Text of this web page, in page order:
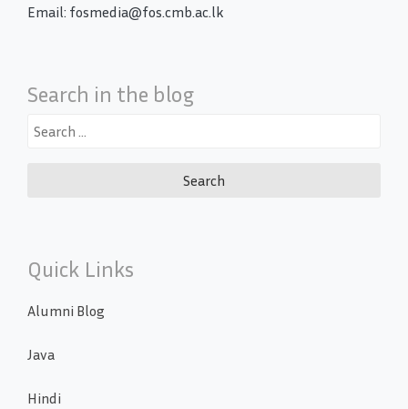
Email: fosmedia@fos.cmb.ac.lk
Search in the blog
Search
Quick Links
Alumni Blog
Java
Hindi